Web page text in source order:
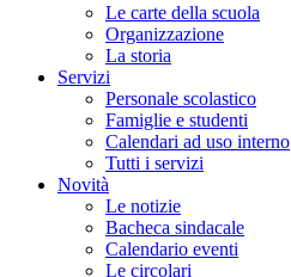
Le carte della scuola
Organizzazione
La storia
Servizi
Personale scolastico
Famiglie e studenti
Calendari ad uso interno
Tutti i servizi
Novità
Le notizie
Bacheca sindacale
Calendario eventi
Le circolari